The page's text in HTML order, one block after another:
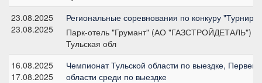
23.08.2025
23.08.2025
Региональные соревнования по конкуру "Турнир
Парк-отель "Грумант" (АО "ГАЗСТРОЙДЕТАЛЬ")
Тульская обл
16.08.2025
17.08.2025
Чемпионат Тульской области по выездке,
области среди по выездке